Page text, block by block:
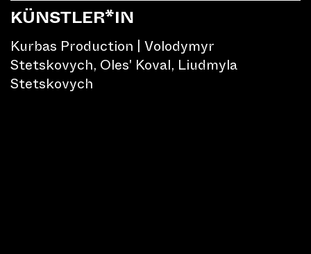
KÜNSTLER*IN
Kurbas Production | Volodymyr
Stetskovych, Oles' Koval, Liudmyla
Stetskovych
Schmetterlinge, Quallen, Vögel
sowie die Wasserinstallation Monad
das Publikum verzaubert.